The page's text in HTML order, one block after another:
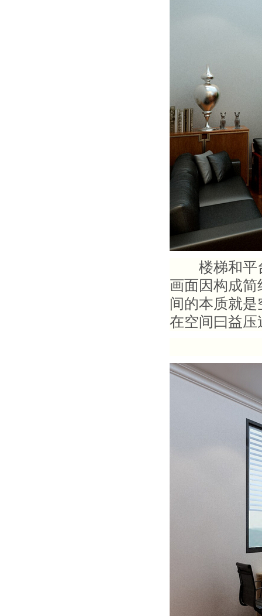
楼梯和平台
画面因构成
间的本质就
在空间曰益